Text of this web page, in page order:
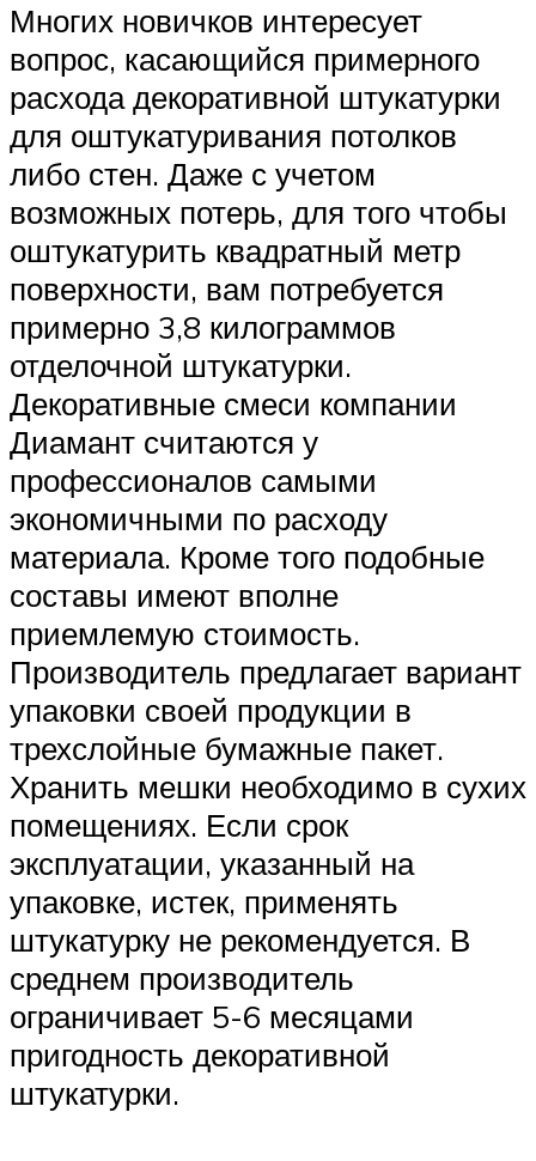
Многих новичков интересует
вопрос, касающийся примерного
расхода декоративной штукатурки
для оштукатуривания потолков
либо стен. Даже с учетом
возможных потерь, для того чтобы
оштукатурить квадратный метр
поверхности, вам потребуется
примерно 3,8 килограммов
отделочной штукатурки.
Декоративные смеси компании
Диамант считаются у
профессионалов самыми
экономичными по расходу
материала. Кроме того подобные
составы имеют вполне
приемлемую стоимость.
Производитель предлагает вариант
упаковки своей продукции в
трехслойные бумажные пакет.
Хранить мешки необходимо в сухих
помещениях. Если срок
эксплуатации, указанный на
упаковке, истек, применять
штукатурку не рекомендуется. В
среднем производитель
ограничивает 5-6 месяцами
пригодность декоративной
штукатурки.